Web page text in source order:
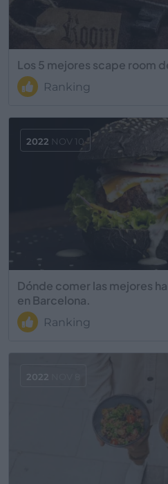
Los 5 mejores scape room
Ranking
Dónde comer las mejores
en Barcelona.
Ranking
2022 NOV 10
2022